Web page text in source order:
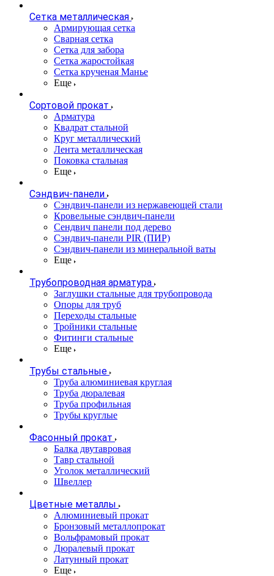
Сетка металлическая
Армирующая сетка
Сварная сетка
Сетка для забора
Сетка жаростойкая
Сетка крученая Манье
Еще
Сортовой прокат
Арматура
Квадрат стальной
Круг металлический
Лента металлическая
Поковка стальная
Еще
Сэндвич-панели
Cэндвич-панели из нержавеющей стали
Кровельные сэндвич-панели
Сендвич панели под дерево
Сэндвич-панели PIR (ПИР)
Сэндвич-панели из минеральной ваты
Еще
Трубопроводная арматура
Заглушки стальные для трубопровода
Опоры для труб
Переходы стальные
Тройники стальные
Фитинги стальные
Еще
Трубы стальные
Труба алюминиевая круглая
Труба дюралевая
Труба профильная
Трубы круглые
Фасонный прокат
Балка двутавровая
Тавр стальной
Уголок металлический
Швеллер
Цветные металлы
Алюминиевый прокат
Бронзовый металлопрокат
Вольфрамовый прокат
Дюралевый прокат
Латунный прокат
Еще